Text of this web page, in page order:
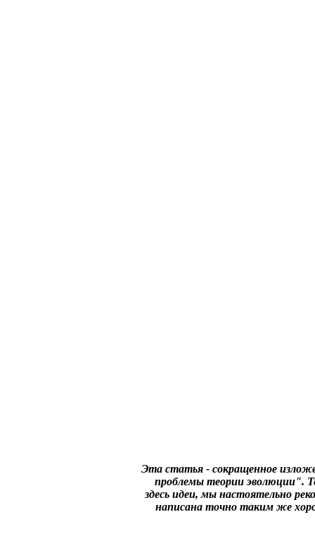
Эта статья - сокращенное
проблемы теории эволюции".
здесь идеи, мы настоятельно
написана точно таким же